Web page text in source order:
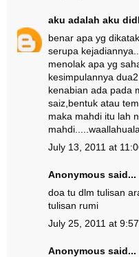
aku adalah aku
benar apa yg
serupa
menolak apa yg
kesimpulannya
kenabian ada pada
saiz,bentuk atau
maka mahdi itu lah
July 13, 2011 at
Anonymous said...
doa tu dlm tulisan
tulisan rumi
July 25, 2011 at
Anonymous said...